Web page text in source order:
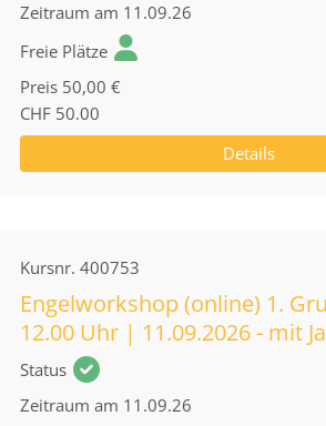
Zeitraum am 11.09.26
Freie Plätze
Preis 50,00 €
CHF 50.00
Details
Kursnr. 400753
Engelworkshop (online) 1.
12.00 Uhr | 11.09.2026 - mit
Status
Zeitraum am 11.09.26